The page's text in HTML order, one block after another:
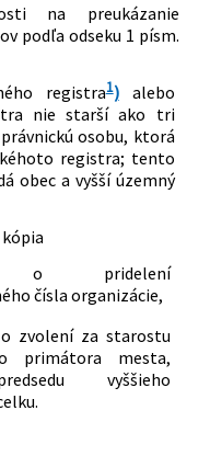
na preukázanie
podľa odseku 1 písm.
registra1)alebo
nie starší ako tri
osobu, ktorá
registra; tento
obec a vyšší územný
o pridelení
čísla organizácie,
o zvolení za starostu
primátora mesta,
vyššieho